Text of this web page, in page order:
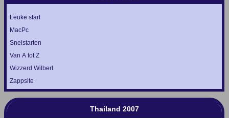
Leuke start
MacPc
Snelstarten
Van A tot Z
Wizzerd Wilbert
Zappsite
Thailand 2007